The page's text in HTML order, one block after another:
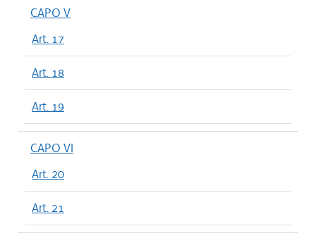
CAPO V
Art. 17
Art. 18
Art. 19
CAPO VI
Art. 20
Art. 21